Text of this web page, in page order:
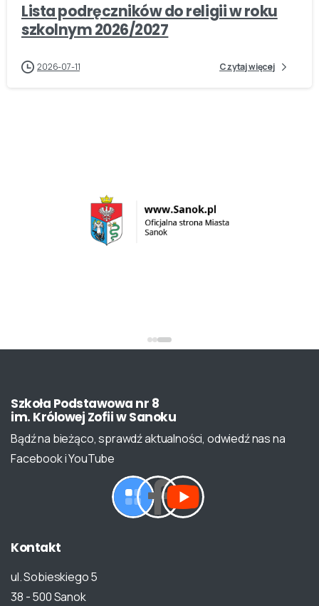
Lista podręczników do religii w roku
szkolnym 2026/2027
2026-07-11 Czytaj więcej
Szkoła Podstawowa nr 8
im. Królowej ZofiiwSanoku
Bądź na bieżąco, sprawdź aktualności, odwiedź nas na
Facebook i YouTube
Kontakt
ul. Sobieskiego 5
38 - 500 Sanok